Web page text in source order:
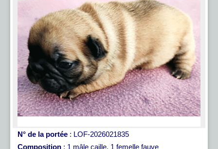
N° de la portée : LOF-2026021835
Composition : 1 mâle caille, 1 femelle fauve